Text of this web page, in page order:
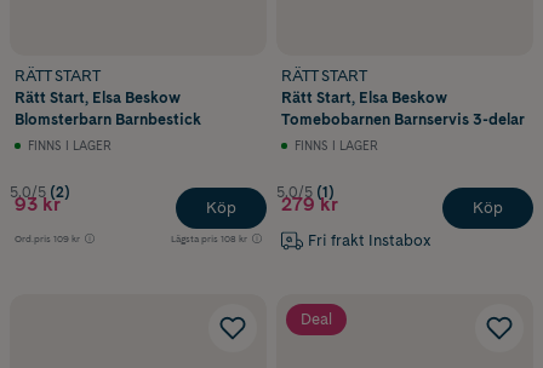
RÄTT START
Rätt Start, Elsa Beskow
Blomsterbarn Barnbestick
FINNS I LAGER
5.0/5 (2)
93 kr
Ord.pris 109 kr Lägsta pris 108 kr
Köp
RÄTT START
Rätt Start, Elsa Beskow
Tomebobarnen Barnservis 3-delar
FINNS I LAGER
5.0/5 (1)
279 kr
Fri frakt Instabox
Köp
Deal